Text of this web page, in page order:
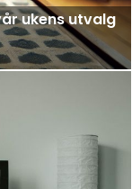
ukens utvalg